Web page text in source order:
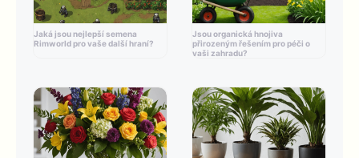
Jaká jsou nejlepší semena
Rimworld pro vaše další hraní?
Jsou organická hnojiva
přirozeným řešením pro péči o
vaši zahradu?